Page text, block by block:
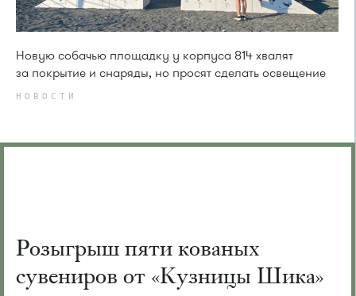
Новую собачью площадку у корпуса 814 хвалят
за покрытие и снаряды, но просят сделать освещение
НОВОСТИ
Розыгрыш пяти кованых
сувениров от «Кузницы Шика»